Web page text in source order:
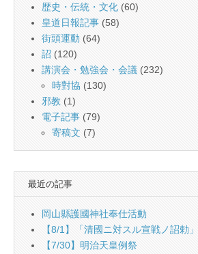
歴史・伝統・文化 (60)
皇道日報記事 (58)
街頭運動 (64)
詔 (120)
講演会・勉強会・会議 (232)
時對協 (130)
邪教 (1)
電子記事 (79)
寄稿文 (7)
最近の記事
岡山縣護國神社奉仕活動
【8/1】「清國ニ対スル宣戦ノ詔勅
【7/30】明治天皇例祭